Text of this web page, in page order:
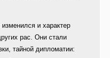
и характер
рас. Они стали
тайной дипломатии: